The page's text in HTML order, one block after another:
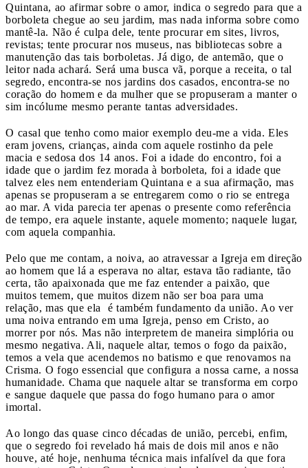
Quintana, ao afirmar sobre o amor, indica o segredo para que a
borboleta chegue ao seu jardim, mas nada informa sobre como
mantê-la. Não é culpa dele, tente procurar em sites, livros,
revistas; tente procurar nos museus, nas bibliotecas sobre a
manutenção das tais borboletas. Já digo, de antemão, que o
leitor nada achará. Será uma busca vã, porque a receita, o tal
segredo, encontra-se nos jardins dos casados, encontra-se no
coração do homem e da mulher que se propuseram a manter o
sim incólume mesmo perante tantas adversidades.
O casal que tenho como maior exemplo deu-me a vida. Eles
eram jovens, crianças, ainda com aquele rostinho da pele
macia e sedosa dos 14 anos. Foi a idade do encontro, foi a
idade que o jardim fez morada à borboleta, foi a idade que
talvez eles nem entenderiam Quintana e a sua afirmação, mas
apenas se propuseram a se entregarem como o rio se entrega
ao mar. A vida parecia ter apenas o presente como referência
de tempo, era aquele instante, aquele momento; naquele lugar,
com aquela companhia.
Pelo que me contam, a noiva, ao atravessar a Igreja em direção
ao homem que lá a esperava no altar, estava tão radiante, tão
certa, tão apaixonada que me faz entender a paixão, que
muitos temem, que muitos dizem não ser boa para uma
relação, mas que ela é também fundamento da união. Ao ver
uma noiva entrando em uma Igreja, penso em Cristo, ao
morrer por nós. Mas não interpretem de maneira simplória ou
mesmo negativa. Ali, naquele altar, temos o fogo da paixão,
temos a vela que acendemos no batismo e que renovamos na
Crisma. O fogo essencial que configura a nossa carne, a nossa
humanidade. Chama que naquele altar se transforma em corpo
e sangue daquele que passa do fogo humano para o amor
imortal.
Ao longo das quase cinco décadas de união, percebi, enfim,
que o segredo foi revelado há mais de dois mil anos e não
houve, até hoje, nenhuma técnica mais infalível da que fora